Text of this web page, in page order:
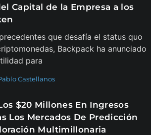
Capital de la Empresa a los
que desafía el status quo
Backpack ha anunciado
para
Castellanos
$20 Millones En Ingresos
Los Mercados De Predicción
Multimillonaria